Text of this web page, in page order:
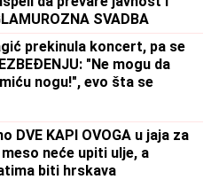
SVADBA
prekinula koncert, pa se
"Ne mogu da
nogu!", evo šta se
DVE KAPI OVOGA u jaja za
neće upiti ulje, a
biti hrskava